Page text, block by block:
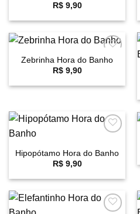
R$9,90
Favoritar
Zebrinha Hora do Banho
R$9,90
Hipopótamo Hora do Banho
R$9,90